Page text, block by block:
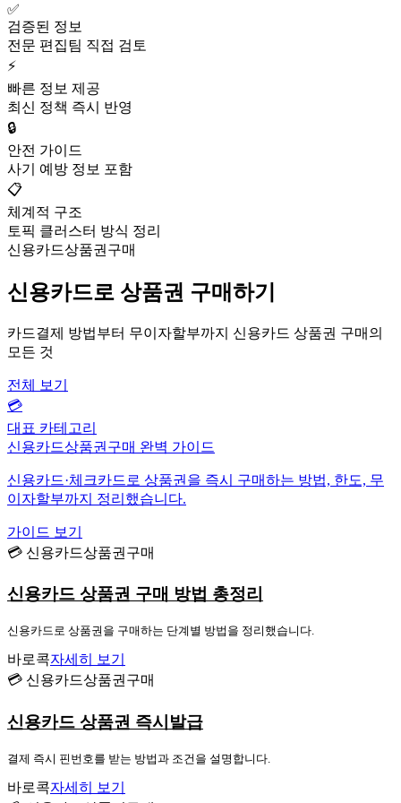
✅
검증된 정보
전문 편집팀 직접 검토
⚡
빠른 정보 제공
최신 정책 즉시 반영
🔒
안전 가이드
사기 예방 정보 포함
📋
체계적 구조
토픽 클러스터 방식 정리
신용카드상품권구매
신용카드로 상품권 구매하기
카드결제 방법부터 무이자할부까지 신용카드 상품권 구매의
모든 것
전체 보기
💳
대표 카테고리
신용카드상품권구매 완벽 가이드
신용카드·체크카드로 상품권을 즉시 구매하는 방법, 한도, 무
이자할부까지 정리했습니다.
가이드 보기
💳 신용카드상품권구매
신용카드 상품권 구매 방법 총정리
신용카드로 상품권을 구매하는 단계별 방법을 정리했습니다.
바로콕자세히 보기
💳 신용카드상품권구매
신용카드 상품권 즉시발급
결제 즉시 핀번호를 받는 방법과 조건을 설명합니다.
바로콕자세히 보기